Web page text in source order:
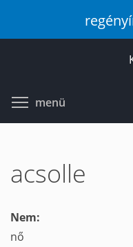
menü
acsolle
Nem:
nő